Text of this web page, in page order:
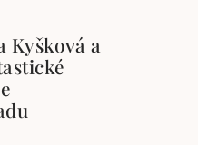
Kyšková a